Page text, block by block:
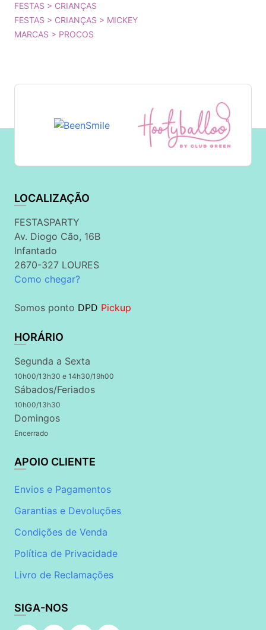
FESTAS > CRIANÇAS
FESTAS > CRIANÇAS > MICKEY
MARCAS > PROCOS
LOCALIZAÇÃO
FESTASPARTY
Av. Diogo Cão, 16B
Infantado
2670-327 LOURES
Como chegar?
Somos ponto DPD Pickup
HORÁRIO
Segunda a Sexta
10h00/13h30 e 14h30/19h00
Sábados/Feriados
10h00/13h30
Domingos
Encerrado
APOIO CLIENTE
Envios e Pagamentos
Garantias e Devoluções
Condições de Venda
Política de Privacidade
Livro de Reclamações
SIGA-NOS